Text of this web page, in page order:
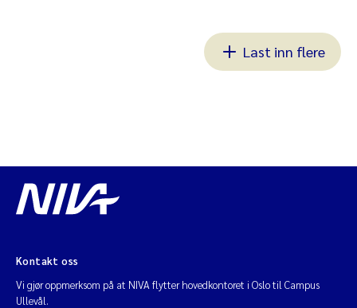
Last inn flere
Kontakt oss
Vi gjør oppmerksom på at NIVA flytter hovedkontoret i Oslo til Campus
Ullevål.